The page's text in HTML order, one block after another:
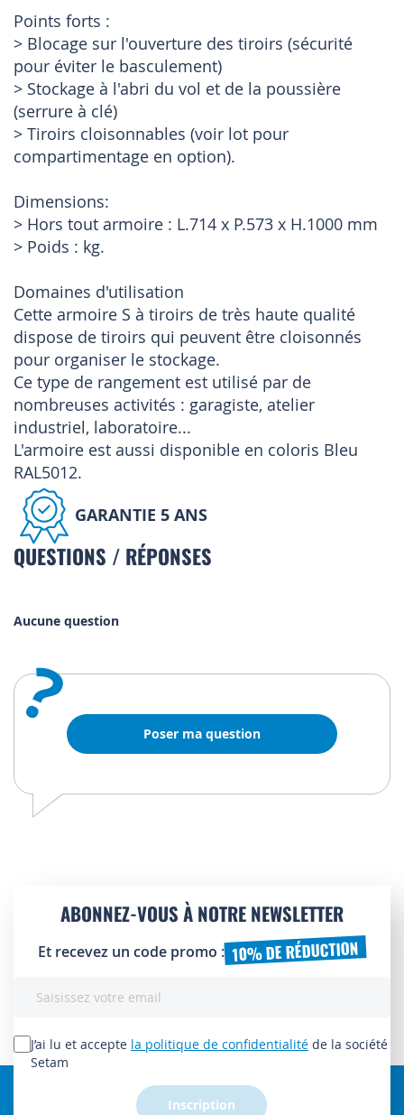
Points forts :
> Blocage sur l'ouverture des tiroirs (sécurité
pour éviter le basculement)
> Stockage à l'abri du vol et de la poussière
(serrure à clé)
> Tiroirs cloisonnables (voir lot pour
compartimentage en option).
Dimensions:
> Hors tout armoire : L.714 x P.573 x H.1000 mm
> Poids : kg.
Domaines d'utilisation
Cette armoire S à tiroirs de très haute qualité
dispose de tiroirs qui peuvent être cloisonnés
pour organiser le stockage.
Ce type de rangement est utilisé par de
nombreuses activités : garagiste, atelier
industriel, laboratoire...
L'armoire est aussi disponible en coloris Bleu
RAL5012.
GARANTIE 5 ANS
QUESTIONS / RÉPONSES
Aucune question
? Poser ma question
ABONNEZ-VOUS À NOTRE NEWSLETTER
Et recevez un code promo : 10% DE RÉDUCTION
lettre
d’information
J’ai lu et accepte la politique de confidentialité de la société
Setam
Inscription